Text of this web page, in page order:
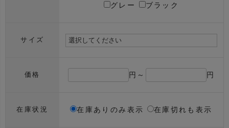
グレー ブラック
サイズ
価格 円～ 円
在庫状況 在庫ありのみ表示 在庫切れも表示